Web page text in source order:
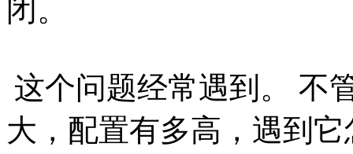
闭。
这个问题经常遇到。 不
大，配置有多高，遇到